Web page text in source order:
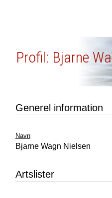
Profil: Bjarne
Generel information
Navn
Bjarne Wagn Nielsen
Artslister